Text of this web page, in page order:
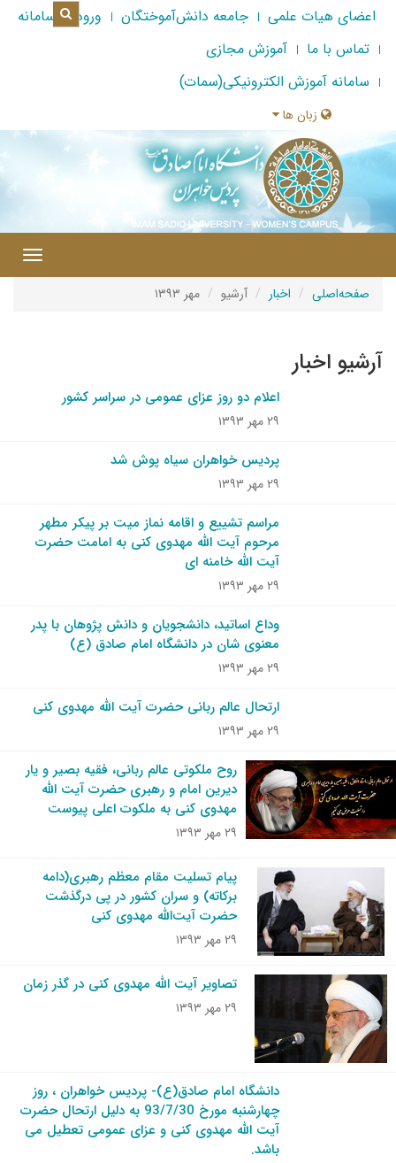
اعضای هیات علمی جامعه دانش‌آموختگان
ورود به سامانه
تماس با ما
آموزش مجازی
سامانه آموزش الکترونیکی(سمات)
زبان ها
صفحه‌اصلی اخبار آرشیو مهر ۱۳۹۳
آرشیو اخبار
اعلام دو روز عزای عمومی در سراسر کشور
۲۹ مهر ۱۳۹۳
پردیس خواهران سیاه پوش شد
۲۹ مهر ۱۳۹۳
مراسم تشییع و اقامه نماز میت بر پیکر مطهر
مرحوم آیت الله مهدوی کنی به امامت حضرت
آیت الله خامنه ای
۲۹ مهر ۱۳۹۳
وداع اساتید،‌ دانشجویان و دانش پژوهان با پدر
معنوی شان در دانشگاه امام صادق (ع)
۲۹ مهر ۱۳۹۳
ارتحال عالم ربانی حضرت آیت الله مهدوی کنی
۲۹ مهر ۱۳۹۳
روح ملکوتی عالم ربانی، فقیه بصیر و یار
دیرین امام و رهبری حضرت آیت الله
مهدوی کنی به ملکوت اعلی پیوست
۲۹ مهر ۱۳۹۳
پیام تسلیت مقام معظم رهبری(دامه
برکاته) و سران کشور در پی درگذشت
حضرت آیت‌الله مهدوی کنی
۲۹ مهر ۱۳۹۳
تصاویر آیت الله مهدوی کنی در گذر زمان
۲۹ مهر ۱۳۹۳
دانشگاه امام صادق(ع)- پردیس خواهران ، روز
چهارشنبه مورخ 93/7/30 به دلیل ارتحال حضرت
آیت الله مهدوی کنی و عزای عمومی تعطیل می
باشد.